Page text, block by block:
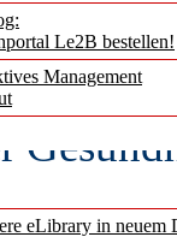
Le2B bestellen!
Management
eLibrary in neuem